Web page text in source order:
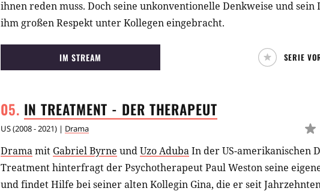
ihnen reden muss. Doch seine unkonventionelle Denkweise und
ihm großen Respekt unter Kollegen eingebracht.
IM STREAM SERIE
IN TREATMENT - DER THERAPEUT
US(2008 - 2021) | Drama
Dramamit Gabriel Byrne undUzo AdubaIn der US-amerikanischen
Treatment hinterfragt der Psychotherapeut Paul Weston seine
und findet Hilfe bei seiner alten Kollegin Gina, die er seit